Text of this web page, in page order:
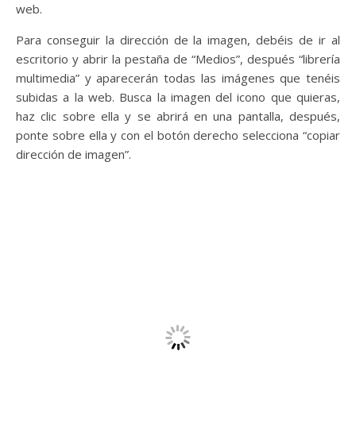
web.
Para conseguir la dirección de la imagen, debéis de ir al
escritorio y abrir la pestaña de “Medios”, después “librería
multimedia” y aparecerán todas las imágenes que tenéis
subidas a la web. Busca la imagen del icono que quieras,
haz clic sobre ella y se abrirá en una pantalla, después,
ponte sobre ella y con el botón derecho selecciona “copiar
dirección de imagen”.